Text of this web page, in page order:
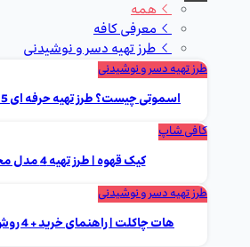
همه
معرفی کافه
طرز تهیه دسر و نوشیدنی
طرز تهیه دسر و نوشیدنی
اسموتی چیست؟ طرز تهیه حرفه ای 5 مدل محبوب جهان
کافی شاپ
کیک قهوه | طرز تهیه 4 مدل محبوب جهانی
طرز تهیه دسر و نوشیدنی
هات چاکلت | راهنمای خرید + 4 روش طرز تهیه با ویدیو